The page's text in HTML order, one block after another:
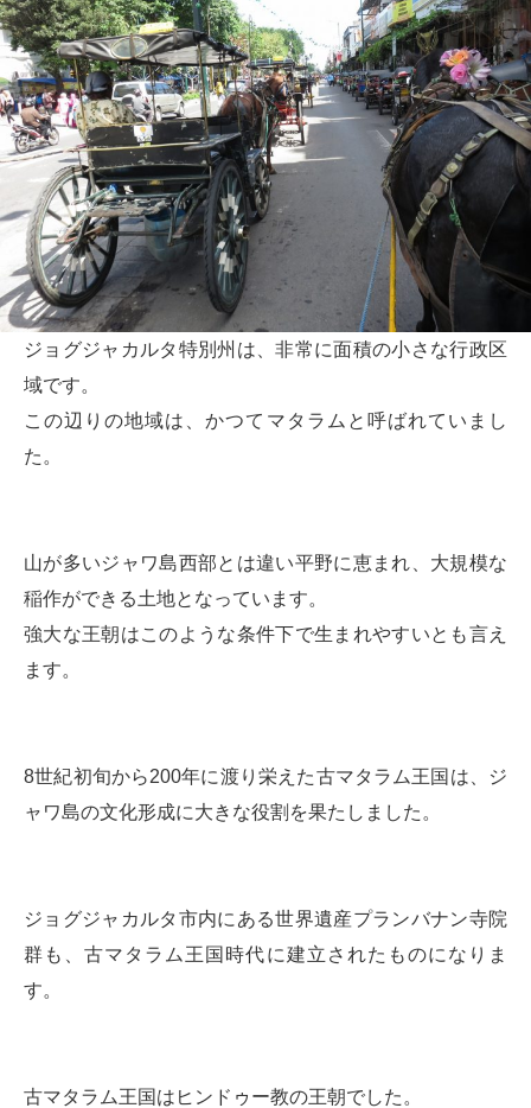
ジョグジャカルタ特別州は、非常に面積の小さな行政区
域です。
この辺りの地域は、かつてマタラムと呼ばれていまし
た。
山が多いジャワ島西部とは違い平野に恵まれ、大規模な
稲作ができる土地となっています。
強大な王朝はこのような条件下で生まれやすいとも言え
ます。
8世紀初旬から200年に渡り栄えた古マタラム王国は、ジ
ャワ島の文化形成に大きな役割を果たしました。
ジョグジャカルタ市内にある世界遺産プランバナン寺院
群も、古マタラム王国時代に建立されたものになりま
す。
古マタラム王国はヒンドゥー教の王朝でした。